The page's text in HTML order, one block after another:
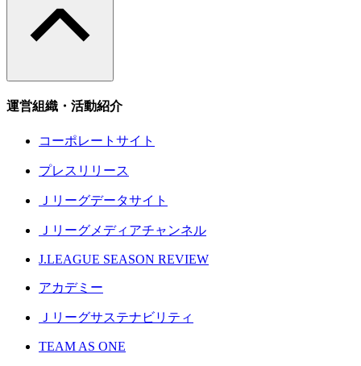
運営組織・活動紹介
コーポレートサイト
プレスリリース
Ｊリーグデータサイト
Ｊリーグメディアチャンネル
J.LEAGUE SEASON REVIEW
アカデミー
Ｊリーグサステナビリティ
TEAM AS ONE